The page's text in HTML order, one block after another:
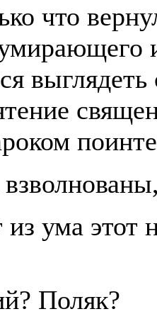
что
ума этот
Поляк?